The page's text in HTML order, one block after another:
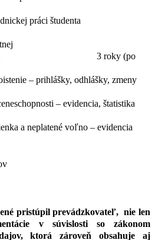
práci študenta
3 roky (po
– prihlášky, odhlášky, zmeny
– evidencia, štatistika
a neplatené voľno – evidencia
pristúpil prevádzkovateľ, nie len
v súvislosti so zákonom
ktorá zároveň obsahuje aj